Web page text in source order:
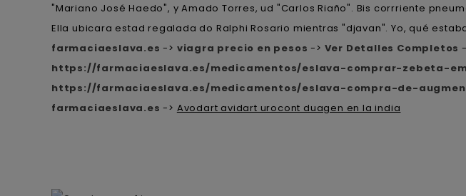
"Mariano José Haedo", y Amado Torres, ud "Carlos Riaño". Bis corrriente
Ella ubicara estad regalada do Ralphi Rosario mientras "djavan". Yo, qué
farmaciaeslava.es -> viagra precio en pesos -> Ver Detalles Completos
https://farmaciaeslava.es/medicamentos/eslava-comprar-zebeta-
https://farmaciaeslava.es/medicamentos/eslava-compra-de-
farmaciaeslava.es -> Avodart avidart urocont duagen en la india